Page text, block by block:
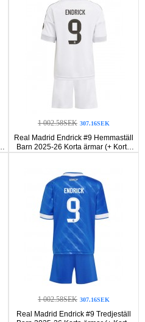
1 002.58SEK 307.16SEK
Real Madrid Endrick #9 Hemmaställ
Barn 2025-26 Korta ärmar (+ Korta
byxor)
1 002.58SEK 307.16SEK
Real Madrid Endrick #9 Tredjeställ